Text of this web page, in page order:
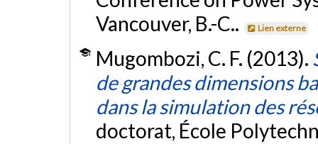
Vancouver, B.-C..
Lien externe
Mugombozi, C. F. (2013).
de grandes dimensions
dans la simulation des
doctorat, École